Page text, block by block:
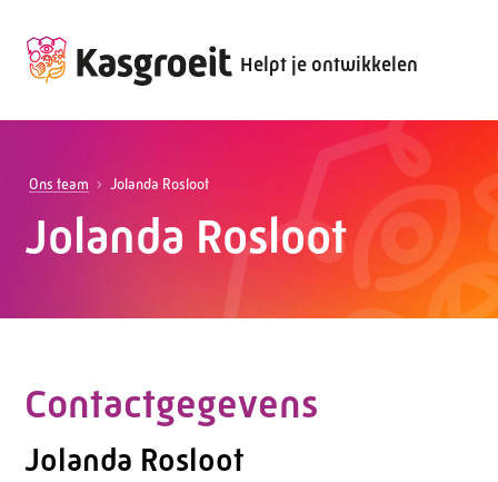
Helpt je ontwikkelen
Ons team Jolanda Rosloot
Jolanda Rosloot
Contactgegevens
Jolanda Rosloot